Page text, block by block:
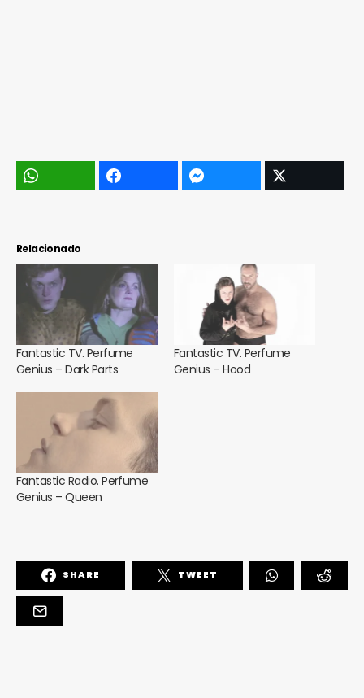
Relacionado
Fantastic TV. Perfume
Genius – Dark Parts
Fantastic TV. Perfume
Genius – Hood
Fantastic Radio. Perfume
Genius – Queen
SHARE TWEET